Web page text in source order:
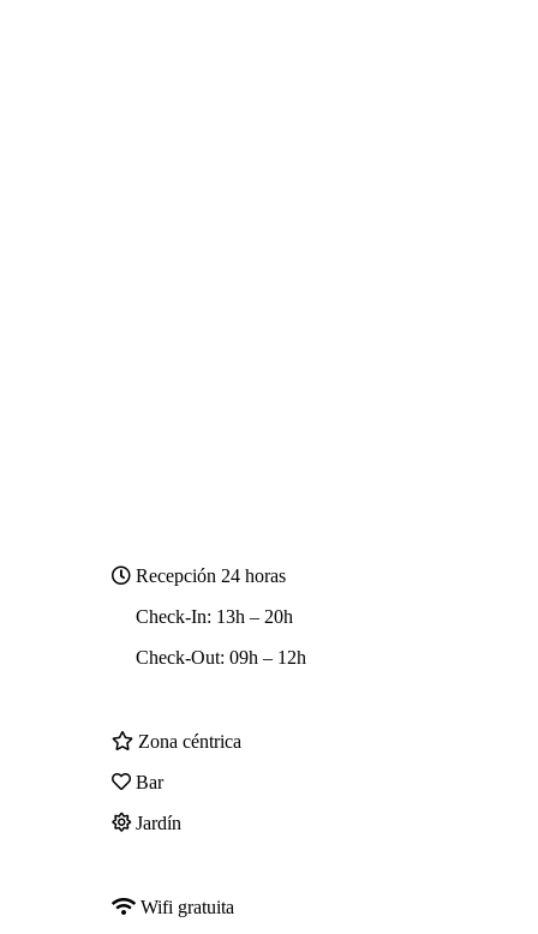
Recepción 24 horas
Check-In: 13h – 20h
Check-Out: 09h – 12h
Zona céntrica
Bar
Jardín
Wifi gratuita